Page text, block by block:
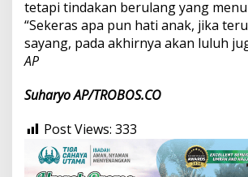
tetapi tindakan berulang yang
“Sekeras apa pun hati anak, jika
sayang, pada akhirnya akan luluh
AP
Suharyo AP/TROBOS.CO
Post Views: 333